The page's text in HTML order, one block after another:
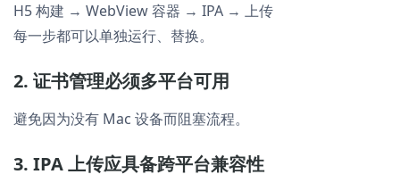
H5 构建 → WebView 容器 → IPA → 上传
每一步都可以单独运行、替换。
2. 证书管理必须多平台可用
避免因为没有 Mac 设备而阻塞流程。
3. IPA 上传应具备跨平台兼容性